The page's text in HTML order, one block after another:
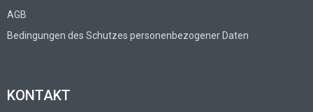
AGB
Bedingungen des Schutzes personenbezogener Daten
KONTAKT